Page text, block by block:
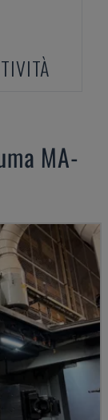
MA-